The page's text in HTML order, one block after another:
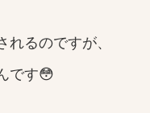
るのですが、
です😳